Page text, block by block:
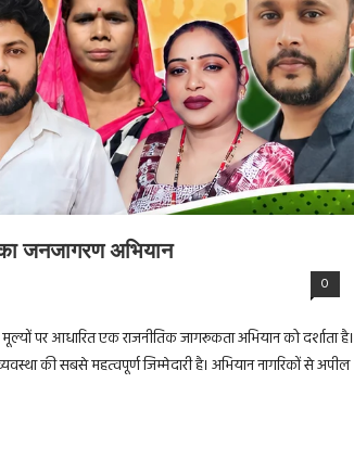
का जनजागरण अभियान
0
मूल्यों पर आधारित एक राजनीतिक जागरूकता अभियान को दर्शाता है।
की सबसे महत्वपूर्ण जिम्मेदारी है। अभियान नागरिकों से अपील